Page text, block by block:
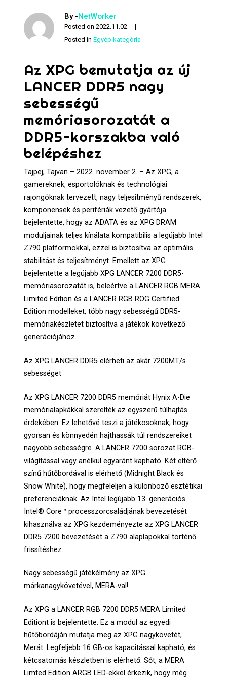
By -NetWorker
Posted on2022.11.02.
Posted inEgyéb kategória
Az XPG bemutatja az új
LANCER DDR5 nagy
sebességű
memóriasorozatát a
DDR5-korszakba való
belépéshez
Tajpej, Tajvan – 2022. november 2. – Az XPG, a
gamereknek, esportolóknak és technológiai
rajongóknak tervezett, nagy teljesítményű rendszerek,
komponensek és perifériák vezető gyártója
bejelentette, hogy az ADATA és az XPG DRAM
moduljainak teljes kínálata kompatibilis a legújabb Intel
Z790 platformokkal, ezzel is biztosítva az optimális
stabilitást és teljesítményt. Emellett az XPG
bejelentette a legújabb XPG LANCER 7200 DDR5-
memóriasorozatát is, beleértve a LANCER RGB MERA
Limited Edition és a LANCER RGB ROG Certified
Edition modelleket, több nagy sebességű DDR5-
memóriakészletet biztosítva a játékok következő
generációjához.
Az XPG LANCER DDR5 elérheti az akár 7200MT/s
sebességet
Az XPG LANCER 7200 DDR5 memóriát Hynix A-Die
memórialapkákkal szerelték az egyszerű túlhajtás
érdekében. Ez lehetővé teszi a játékosoknak, hogy
gyorsan és könnyedén hajthassák túl rendszereiket
nagyobb sebességre. A LANCER 7200 sorozat RGB-
világítással vagy anélkül egyaránt kapható. Két eltérő
színű hűtőbordával is elérhető (Midnight Black és
Snow White), hogy megfeleljen a különböző esztétikai
preferenciáknak. Az Intel legújabb 13. generációs
Intel® Core™ processzorcsaládjának bevezetését
kihasználva az XPG kezdeményezte az XPG LANCER
DDR5 7200 bevezetését a Z790 alaplapokkal történő
frissítéshez.
Nagy sebességű játékélmény az XPG
márkanagykövetével, MERA-val!
Az XPG a LANCER RGB 7200 DDR5 MERA Limited
Editiont is bejelentette. Ez a modul az egyedi
hűtőbordáján mutatja meg az XPG nagykövetét,
Merát. Legfeljebb 16 GB-os kapacitással kapható, és
kétcsatornás készletben is elérhető. Sőt, a MERA
Limted Edition ARGB LED-ekkel érkezik, hogy még